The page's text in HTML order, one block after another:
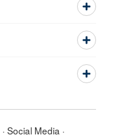
Social Media